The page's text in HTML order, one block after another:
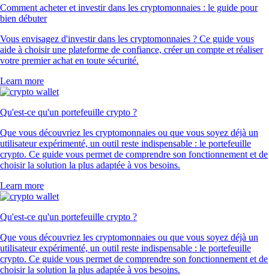
Comment acheter et investir dans les cryptomonnaies : le guide pour
bien débuter
Vous envisagez d'investir dans les cryptomonnaies ? Ce guide vous
aide à choisir une plateforme de confiance, créer un compte et réaliser
votre premier achat en toute sécurité.
Learn more
Qu'est-ce qu'un portefeuille crypto ?
Que vous découvriez les cryptomonnaies ou que vous soyez déjà un
utilisateur expérimenté, un outil reste indispensable : le portefeuille
crypto. Ce guide vous permet de comprendre son fonctionnement et de
choisir la solution la plus adaptée à vos besoins.
Learn more
Qu'est-ce qu'un portefeuille crypto ?
Que vous découvriez les cryptomonnaies ou que vous soyez déjà un
utilisateur expérimenté, un outil reste indispensable : le portefeuille
crypto. Ce guide vous permet de comprendre son fonctionnement et de
choisir la solution la plus adaptée à vos besoins.